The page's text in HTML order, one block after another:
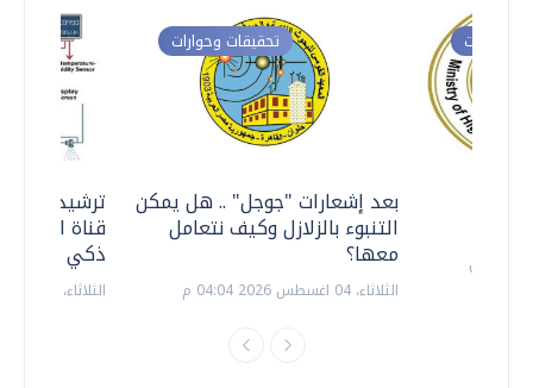
ترشيدا
قناة
ذكي
الثلاثاء، 14 يوليو 2026 06:11 م
تحقيقات وحوارات
بعد إشعارات "جوجل" .. هل يمكن
التنبوء بالزلازل وكيف نتعامل
معها؟
الثلاثاء، 04 اغسطس 2026 04:04 م
وحوارات